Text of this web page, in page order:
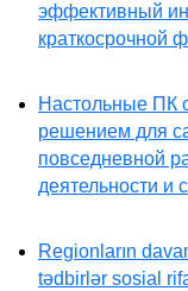
эффективный
краткосрочной
Настольные ПК
решением для
повседневной
деятельности и
Regionların
tədbirlər sosial